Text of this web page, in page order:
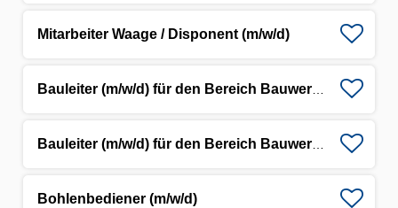
Mitarbeiter Waage / Disponent (m/w/d)
Bohlenbediener (m/w/d)